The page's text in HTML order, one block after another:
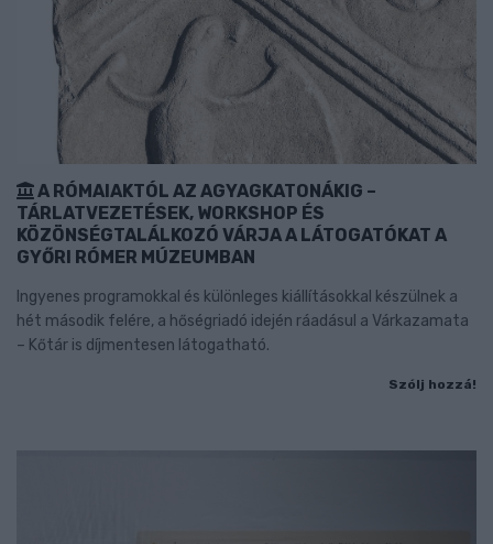
A RÓMAIAKTÓL AZ AGYAGKATONÁKIG –
TÁRLATVEZETÉSEK, WORKSHOP ÉS
KÖZÖNSÉGTALÁLKOZÓ VÁRJA A LÁTOGATÓKAT A
GYŐRI RÓMER MÚZEUMBAN
Ingyenes programokkal és különleges kiállításokkal készülnek a
hét második felére, a hőségriadó idején ráadásul a Várkazamata
– Kőtár is díjmentesen látogatható.
Szólj hozzá!